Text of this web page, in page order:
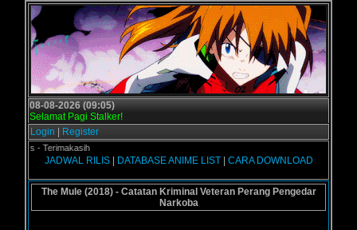
08-08-2026 (09:05)
Selamat Pagi Stalker!
Login
Register
- Terimakasih
JADWAL RILIS| DATABASE ANIME LIST| CARA DOWNLOAD
The Mule (2018) - Catatan Kriminal Veteran Perang Pengedar
Narkoba